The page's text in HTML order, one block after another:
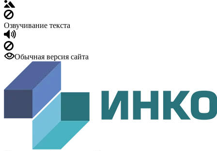
Озвучивание текста
Обычная версия сайта